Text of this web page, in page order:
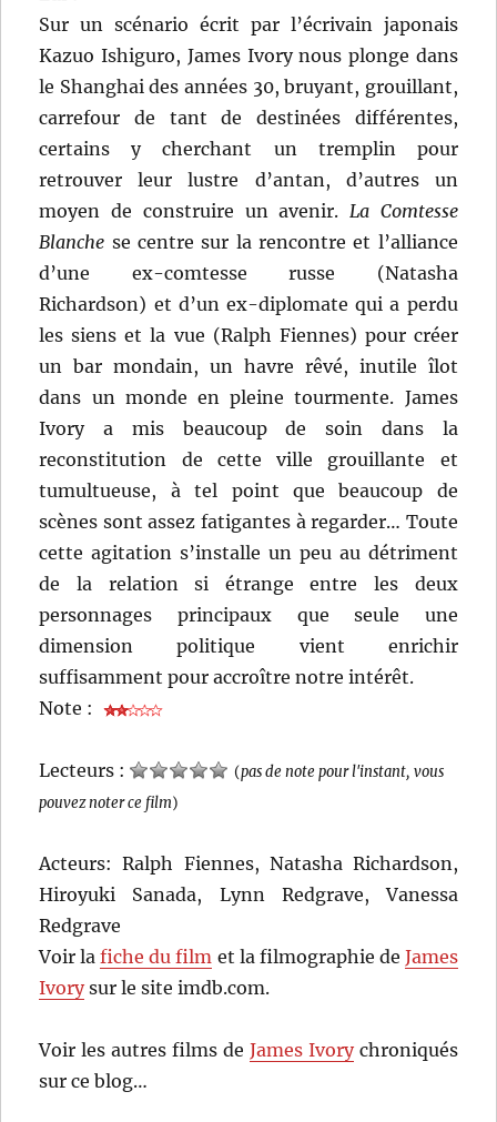
Sur un scénario écrit par l’écrivain japonais
Kazuo Ishiguro, James Ivory nous plonge dans
le Shanghai des années 30, bruyant, grouillant,
carrefour de tant de destinées différentes,
certains y cherchant un tremplin pour
retrouver leur lustre d’antan, d’autres un
moyen de construire un avenir. La Comtesse
Blanche se centre sur la rencontre et l’alliance
d’une ex-comtesse russe (Natasha
Richardson) et d’un ex-diplomate qui a perdu
les siens et la vue (Ralph Fiennes) pour créer
un bar mondain, un havre rêvé, inutile îlot
dans un monde en pleine tourmente. James
Ivory a mis beaucoup de soin dans la
reconstitution de cette ville grouillante et
tumultueuse, à tel point que beaucoup de
scènes sont assez fatigantes à regarder… Toute
cette agitation s’installe un peu au détriment
de la relation si étrange entre les deux
personnages principaux que seule une
dimension politique vient enrichir
suffisamment pour accroître notre intérêt.
Note :
Lecteurs : (pas de note pour l'instant, vous
pouvez noter ce film)
Acteurs: Ralph Fiennes, Natasha Richardson,
Hiroyuki Sanada, Lynn Redgrave, Vanessa
Redgrave
Voir lafiche du film et la filmographie de James
Ivorysur le site imdb.com.
Voir les autres films de James Ivorychroniqués
sur ce blog…